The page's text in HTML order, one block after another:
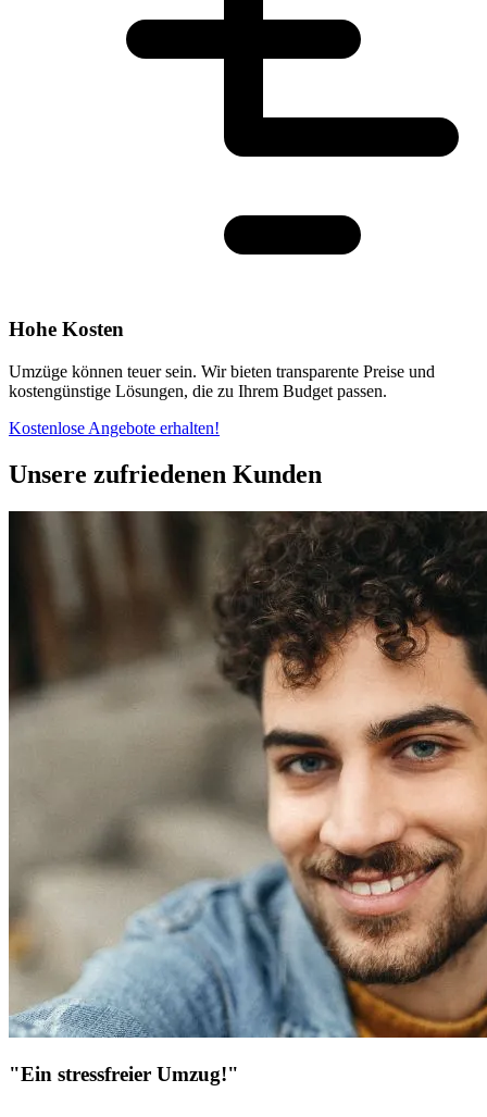
Hohe Kosten
Umzüge können teuer sein. Wir bieten transparente Preise und
kostengünstige Lösungen, die zu Ihrem Budget passen.
Kostenlose Angebote erhalten!
Unsere zufriedenen Kunden
"Ein stressfreier Umzug!"